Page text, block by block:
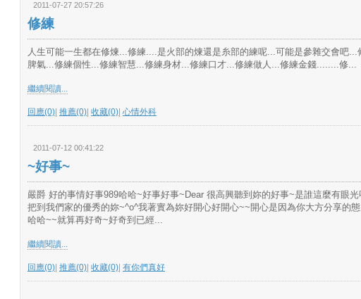
2011-07-27 20:57:26
修練
人生可能一生都在修煉...修練....是火部的煉還是糸部的練呢...可能是參雜交會吧...
脾氣...修練個性...修練智慧...修練身材...修練口才...修練做人...修練金錢........修...
繼續閱讀...
回應(0) 推薦(0) 收藏(0) 心情外科
2011-07-12 00:41:22
~好事~
嚴爵 好的事情好事989哈哈~好事好事~Dear 很高興聽到妳的好事~是誰這麼有眼光
把到我們家的優秀的妳~^o^我著實為妳好開心好開心~~開心是因為你大方分享的
哈哈~~就算再好奇~好奇到已經...
繼續閱讀...
回應(0) 推薦(0) 收藏(0) 有你們真好